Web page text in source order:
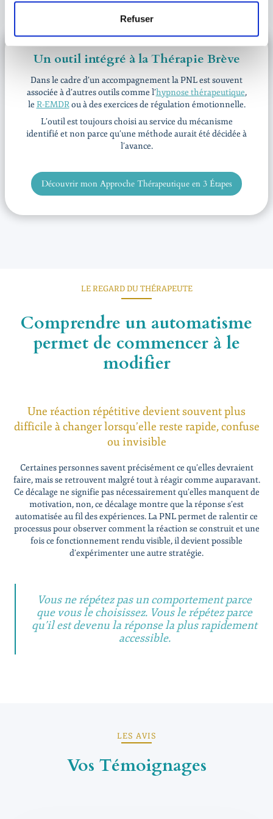
Refuser
Un outil intégré à la Thérapie Brève
Dans le cadre d’un accompagnement la PNL est souvent
associée à d’autres outils comme l’hypnose thérapeutique,
le R-EMDRou à des exercices de régulation émotionnelle.
L’outil est toujours choisi au service du mécanisme
identifié et non parce qu’une méthode aurait été décidée à
l’avance.
Découvrir mon Approche Thérapeutique en 3 Étapes
LE REGARD DU THÉRAPEUTE
Comprendre un automatisme
permet de commencer à le
modifier
Une réaction répétitive devient souvent plus
difficile à changer lorsqu’elle reste rapide, confuse
ou invisible
Certaines personnes savent précisément ce qu’elles devraient
faire, mais se retrouvent malgré tout à réagir comme auparavant.
Ce décalage ne signifie pas nécessairement qu’elles manquent de
motivation, non, ce décalage montre que la réponse s’est
automatisée au fil des expériences. La PNL permet de ralentir ce
processus pour observer comment la réaction se construit et une
fois ce fonctionnement rendu visible, il devient possible
d’expérimenter une autre stratégie.
Vous ne répétez pas un comportement parce
que vous le choisissez. Vous le répétez parce
qu’il est devenu la réponse la plus rapidement
accessible.
LES AVIS
Vos Témoignages